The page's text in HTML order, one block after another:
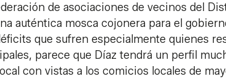
de asociaciones de vecinos del
auténtica mosca cojonera para el
que sufren especialmente quienes
parece que Díaz tendrá un perfil
con vistas a los comicios locales de